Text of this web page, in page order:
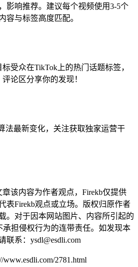
影响推荐。建议每个视频使用3-5个
容与标签高度匹配。
受众在TikTok上的热门话题标签，
论区分享你的发现！
法最新变化，关注获取独家运营干
该内容为作者观点，Firekb仅提供
表Firekb观点或立场。版权归原作者
。对于因本网站图片、内容所引起的
承担侵权行为的连带责任。如发现本
联系：ysdl@esdli.com
2781.html